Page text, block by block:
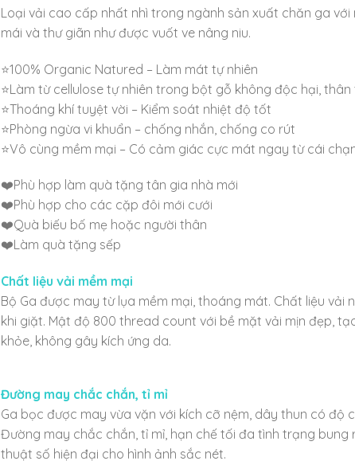
Loại vải cao cấp nhất nhì trong ngành sản xuất chăn ga
mái và thư giãn như được vuốt ve nâng niu.
⭐100% Organic Natured – Làm mát tự nhiên
⭐Làm từ cellulose tự nhiên trong bột gỗ không độc hại,
⭐Thoáng khí tuyệt vời – Kiểm soát nhiệt độ tốt
⭐Phòng ngừa vi khuẩn – chống nhắn, chống co rút
⭐Vô cùng mềm mại – Có cảm giác cực mát ngay từ cái
❤️Phù hợp làm quà tặng tân gia nhà mới
❤️Phù hợp cho các cặp đôi mới cưới
❤️Quà biếu bố mẹ hoặc người thân
❤️Làm quà tặng sếp
Chất liệu vải mềm mại
Bộ Ga được may từ lụa mềm mại, thoáng mát. Chất liệu vải
khi giặt. Mật độ 800 thread count với bề mặt vải mịn đẹp,
khỏe, không gây kích ứng da.
Đường may chắc chắn, tỉ mỉ
Ga bọc được may vừa vặn với kích cỡ nệm, dây thun có độ
Đường may chắc chắn, tỉ mỉ, hạn chế tối đa tình trạng
thuật số hiện đại cho hình ảnh sắc nét.